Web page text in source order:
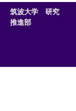
筑波大学 研究
推進部